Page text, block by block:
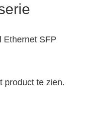
Ethernet SFP
product te zien.